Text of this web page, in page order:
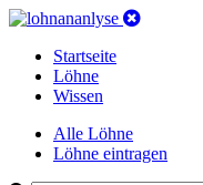
Startseite
Löhne
Wissen
Alle Löhne
Löhne eintragen